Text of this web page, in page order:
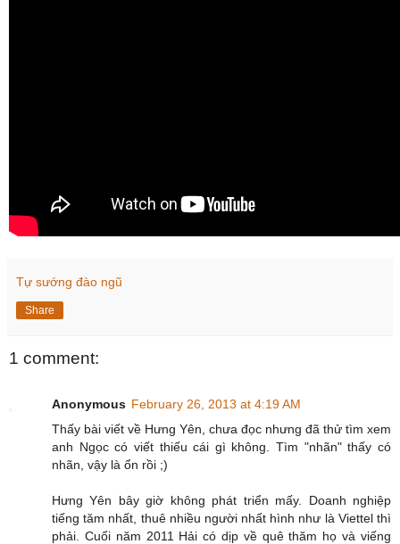
Tự sướng đào ngũ
Share
1 comment:
Anonymous February 26, 2013 at 4:19 AM
Thấy bài viết về Hưng Yên, chưa đọc nhưng đã thử tìm xem
anh Ngọc có viết thiếu cái gì không. Tìm "nhãn" thấy có
nhãn, vậy là ổn rồi ;)
Hưng Yên bây giờ không phát triển mấy. Doanh nghiệp
tiếng tăm nhất, thuê nhiều người nhất hình như là Viettel thì
phải. Cuối năm 2011 Hải có dịp về quê thăm họ và viếng